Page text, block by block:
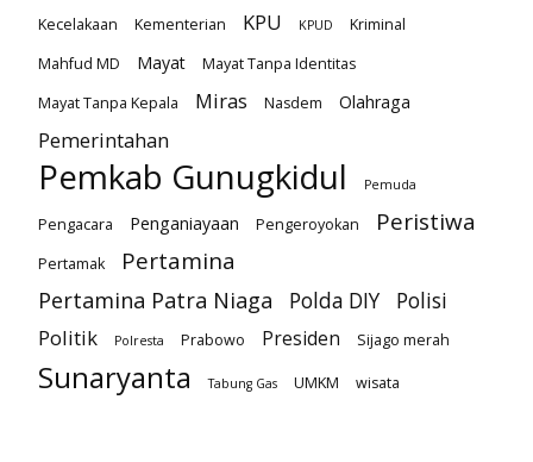
Kecelakaan
Kementerian KPU KPUD
Kriminal
Mahfud MD
Mayat
Mayat Tanpa Identitas
Mayat Tanpa Kepala
Miras Nasdem Olahraga
Pemerintahan
Pemkab Gunugkidul Pemuda
Pengacara Penganiayaan Pengeroyokan Peristiwa
Pertamak Pertamina
Pertamina Patra Niaga Polda DIY
Polisi
Politik
Polresta Prabowo Presiden Sijago merah
Sunaryanta Tabung Gas UMKM wisata